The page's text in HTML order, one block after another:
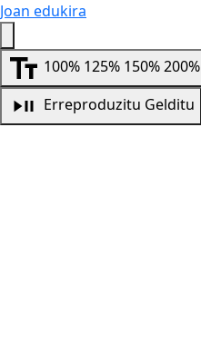
Joan edukira
100% 125% 150%200%
Erreproduzitu Gelditu